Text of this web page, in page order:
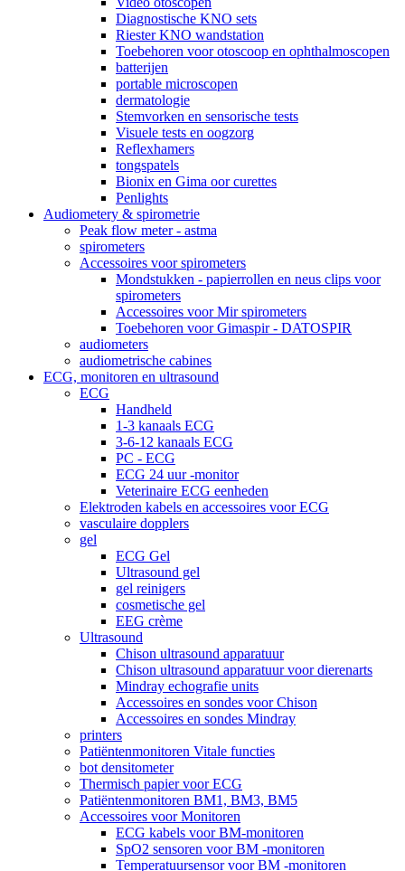
Diagnostische KNO sets
Riester KNO wandstation
Toebehoren voor otoscoop en ophthalmoscopen
batterijen
portable microscopen
dermatologie
Stemvorken en sensorische tests
Visuele tests en oogzorg
Reflexhamers
tongspatels
Bionix en Gima oor curettes
Penlights
Audiometery & spirometrie
Peak flow meter - astma
spirometers
Accessoires voor spirometers
Mondstukken - papierrollen en neus clips voor
spirometers
Accessoires voor Mir spirometers
Toebehoren voor Gimaspir - DATOSPIR
audiometers
audiometrische cabines
ECG, monitoren en ultrasound
ECG
Handheld
1-3 kanaals ECG
3-6-12 kanaals ECG
PC - ECG
ECG 24 uur -monitor
Veterinaire ECG eenheden
Elektroden kabels en accessoires voor ECG
vasculaire dopplers
gel
ECG Gel
Ultrasound gel
gel reinigers
cosmetische gel
EEG crème
Ultrasound
Chison ultrasound apparatuur
Chison ultrasound apparatuur voor dierenarts
Mindray echografie units
Accessoires en sondes voor Chison
Accessoires en sondes Mindray
printers
Patiëntenmonitoren Vitale functies
bot densitometer
Thermisch papier voor ECG
Patiëntenmonitoren BM1, BM3, BM5
Accessoires voor Monitoren
ECG kabels voor BM-monitoren
SpO2 sensoren voor BM -monitoren
Temperatuursensor voor BM -monitoren